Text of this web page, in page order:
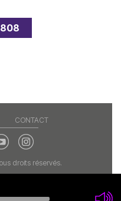
CONTACT
droits réservés.